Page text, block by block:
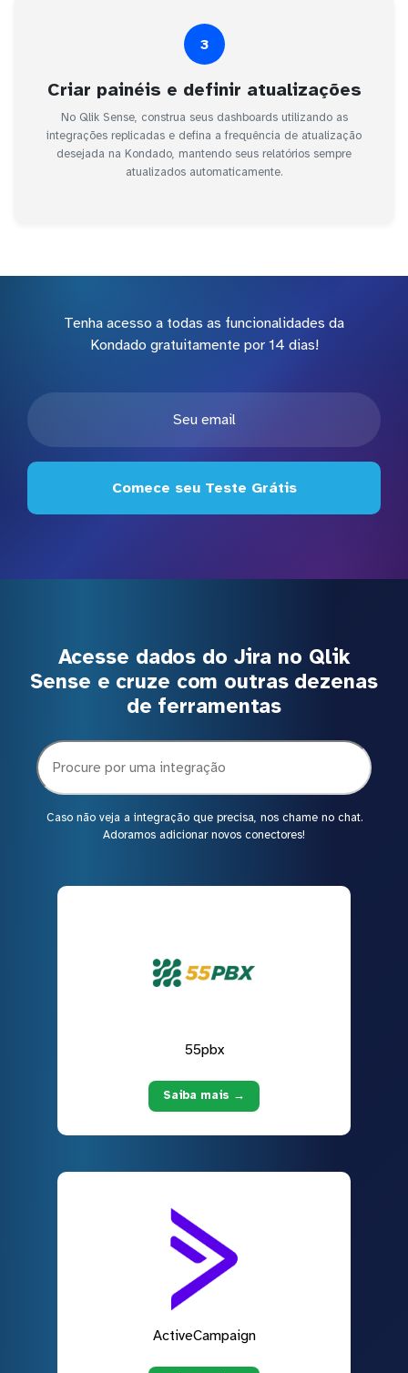
3
Criar painéis e definir atualizações
No Qlik Sense, construa seus dashboards utilizando as
integrações replicadas e defina a frequência de atualização
desejada na Kondado, mantendo seus relatórios sempre
atualizados automaticamente.
Tenha acesso a todas as funcionalidades da
Kondado gratuitamente por 14 dias!
Comece seu Teste Grátis
Acesse dados do Jira no Qlik
Sense e cruze com outras dezenas
de ferramentas
Caso não veja a integração que precisa, nos chame no chat.
Adoramos adicionar novos conectores!
55pbx
Saiba mais →
ActiveCampaign